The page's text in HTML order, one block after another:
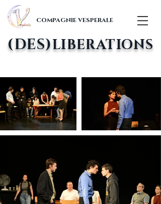
COMPAGNIE VESPERALE
(DES)LIBERATIONS